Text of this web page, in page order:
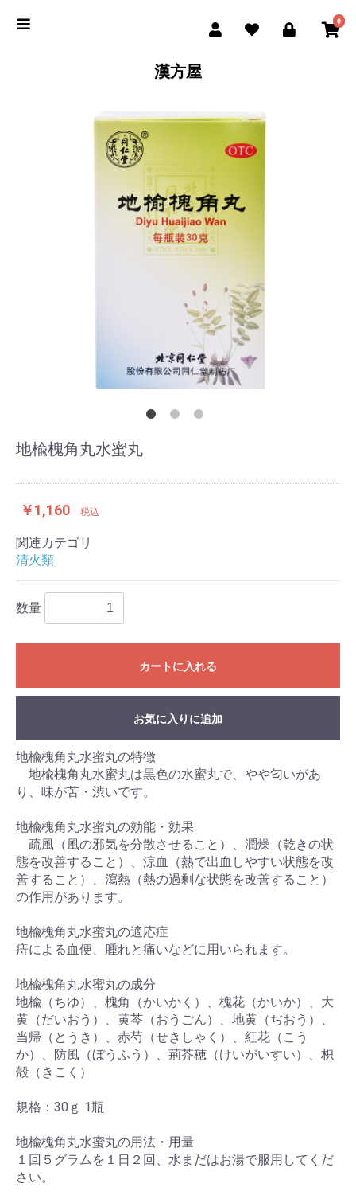
0
漢方屋
地楡槐角丸水蜜丸
￥1,160 税込
関連カテゴリ
清火類
数量
カートに入れる
お気に入りに追加
地楡槐角丸水蜜丸の特徴
地楡槐角丸水蜜丸は黒色の水蜜丸で、やや匂いがあ
り、味が苦・渋いです。
地楡槐角丸水蜜丸の効能・効果
疏風（風の邪気を分散させること）、潤燥（乾きの状
態を改善すること）、涼血（熱で出血しやすい状態を改
善すること）、瀉熱（熱の過剰な状態を改善すること）
の作用があります。
地楡槐角丸水蜜丸の適応症
痔による血便、腫れと痛いなどに用いられます。
地楡槐角丸水蜜丸の成分
地楡（ちゆ）、槐角（かいかく）、槐花（かいか）、大
黄（だいおう）、黄芩（おうごん）、地黄（ぢおう）、
当帰（とうき）、赤芍（せきしゃく）、紅花（こう
か）、防風（ぼうふう）、荊芥穂（けいがいすい）、枳
殻（きこく）
規格：30ｇ 1瓶
地楡槐角丸水蜜丸の用法・用量
１回５グラムを１日２回、水まだはお湯で服用してくだ
さい。